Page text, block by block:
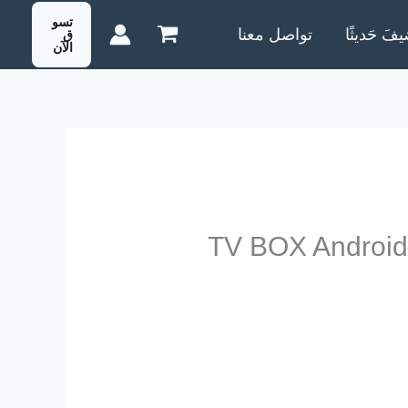
حَديثًا تواصل معنا
تسو
ق
الآن
TV BOX